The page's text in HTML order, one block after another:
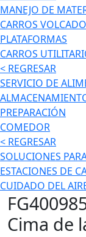
MANEJO DE
CARROS
PLATAFORMAS
CARROS
< REGRESAR
SERVICIO DE
PREPARACIÓN
COMEDOR
< REGRESAR
SOLUCIONES
ESTACIONES DE
CUIDADO DEL
Cima de